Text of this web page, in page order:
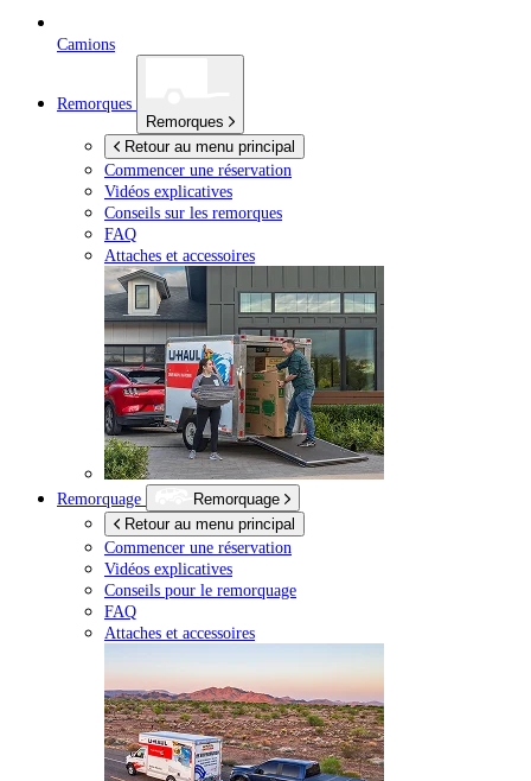
Camions
Remorques
Remorques
Retour au menu principal
Commencer une réservation
Vidéos explicatives
Conseils sur les remorques
FAQ
Attaches et accessoires
Remorquage
Remorquage
Retour au menu principal
Commencer une réservation
Vidéos explicatives
Conseils pour le remorquage
FAQ
Attaches et accessoires